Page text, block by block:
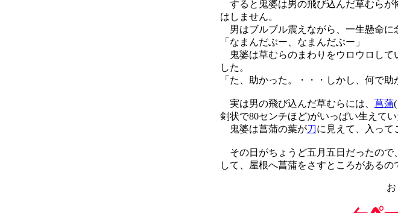
すると鬼婆は男の飛び込んだ草むらが
はしません。
男はブルブル震えながら、一生懸命に
「なまんだぶー、なまんだぶー」
鬼婆は草むらのまわりをウロウロして
した。
「た、助かった。・・・しかし、何で助
実は男の飛び込んだ草むらには、 菖蒲
剣状で80センチほど)がいっぱい生えてい
鬼婆は菖蒲の葉が刀に見えて、入って
その日がちょうど五月五日だったので
して、屋根へ菖蒲をさすところがあるの